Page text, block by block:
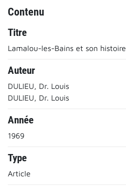
Contenu
Titre
Lamalou-les-Bains et son histoire.
Auteur
DULIEU, Dr. Louis
DULIEU, Dr. Louis
Année
1969
Type
Article